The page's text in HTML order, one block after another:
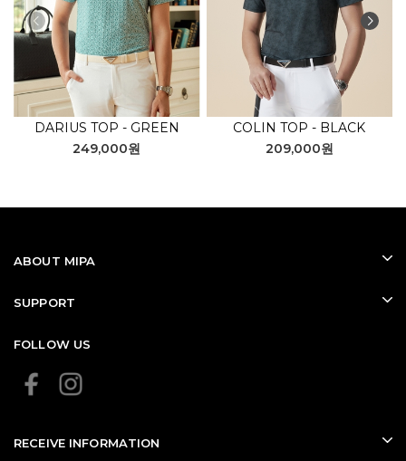
DARIUS TOP - GREEN
249,000원
COLIN TOP - BLACK
209,000원
ABOUT MIPA
SUPPORT
FOLLOW US
RECEIVE INFORMATION